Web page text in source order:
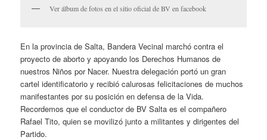
Ver álbum de fotos en el sitio oficial de BV en facebook
En la provincia de Salta, Bandera Vecinal marchó contra el
proyecto de aborto y apoyando los Derechos Humanos de
nuestros Niños por Nacer. Nuestra delegación portó un gran
cartel identificatorio y recibió calurosas felicitaciones de muchos
manifestantes por su posición en defensa de la Vida.
Recordemos que el conductor de BV Salta es el compañero
Rafael Tito, quien se movilizó junto a militantes y dirigentes del
Partido.